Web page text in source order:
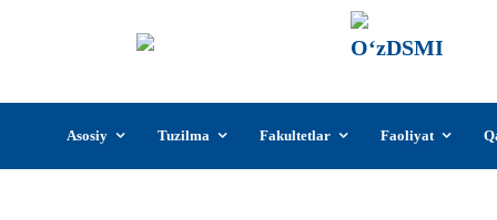
content
Asosiy Tuzilma Fakultetlar Faoliyat